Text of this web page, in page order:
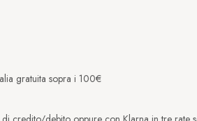
gratuita sopra i 100€